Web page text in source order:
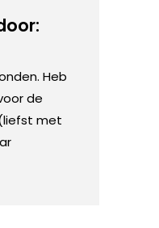
Heb
de
met